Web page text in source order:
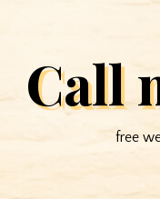
Call
free